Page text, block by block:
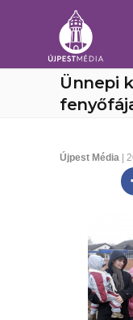
Ünnepi
Újpest Média |